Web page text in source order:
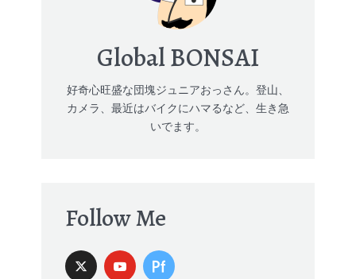
Global BONSAI
好奇心旺盛な団塊ジュニアおっさん。登山、
カメラ、最近はバイクにハマるなど、生き急
いでます。
Follow Me